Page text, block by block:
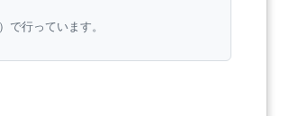
で行っています。